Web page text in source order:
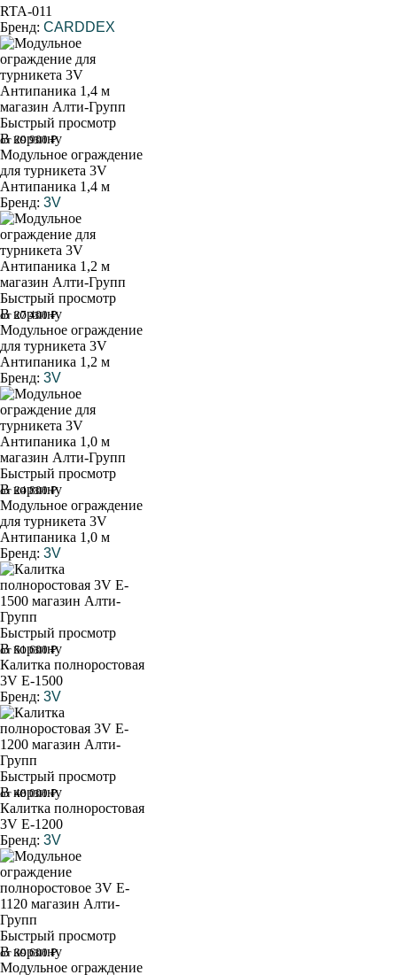
RTA-011
Бренд: CARDDEX
Быстрый просмотр
В корзину
от 29 900 ₽
Модульное ограждение
для турникета 3V
Антипаника 1,4 м
Бренд: 3V
Быстрый просмотр
В корзину
от 27 400 ₽
Модульное ограждение
для турникета 3V
Антипаника 1,2 м
Бренд: 3V
Быстрый просмотр
В корзину
от 24 800 ₽
Модульное ограждение
для турникета 3V
Антипаника 1,0 м
Бренд: 3V
Быстрый просмотр
В корзину
от 51 600 ₽
Калитка полноростовая
3V E-1500
Бренд: 3V
Быстрый просмотр
В корзину
от 48 000 ₽
Калитка полноростовая
3V E-1200
Бренд: 3V
Быстрый просмотр
В корзину
от 39 600 ₽
Модульное ограждение